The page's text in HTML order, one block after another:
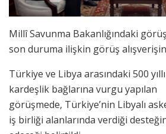
Millî Savunma Bakanlığındaki
son duruma ilişkin görüş
Türkiye ve Libya arasındaki 500
kardeşlik bağlarına vurgu yapılan
görüşmede, Türkiye’nin Libyalı
iş birliği alanlarında verdiği